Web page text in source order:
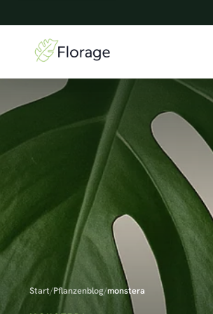
Start/Pflanzenblog/monstera